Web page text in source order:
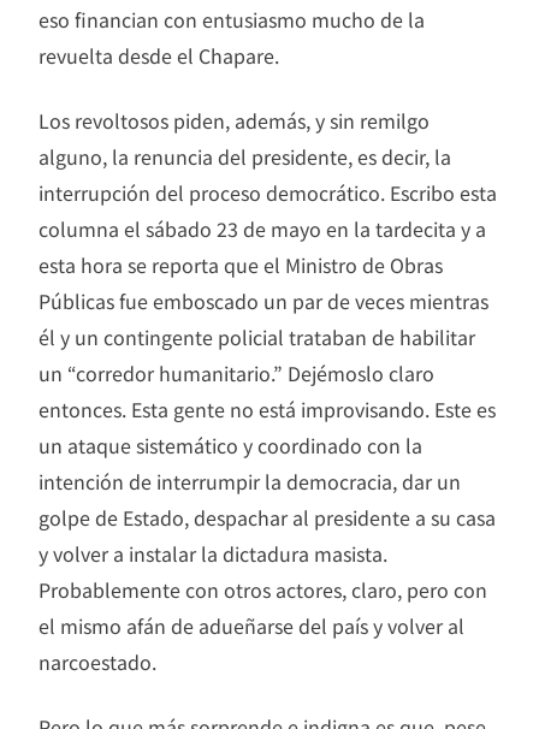
eso financian con entusiasmo mucho de la
revuelta desde el Chapare.
Los revoltosos piden, además, y sin remilgo
alguno, la renuncia del presidente, es decir, la
interrupción del proceso democrático. Escribo esta
columna el sábado 23 de mayo en la tardecita y a
esta hora se reporta que el Ministro de Obras
Públicas fue emboscado un par de veces mientras
él y un contingente policial trataban de habilitar
un “corredor humanitario.” Dejémoslo claro
entonces. Esta gente no está improvisando. Este es
un ataque sistemático y coordinado con la
intención de interrumpir la democracia, dar un
golpe de Estado, despachar al presidente a su casa
y volver a instalar la dictadura masista.
Probablemente con otros actores, claro, pero con
el mismo afán de adueñarse del país y volver al
narcoestado.